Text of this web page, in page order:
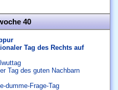
40
Tag des Rechts auf
Tag des guten Nachbarn
dumme-Frage-Tag